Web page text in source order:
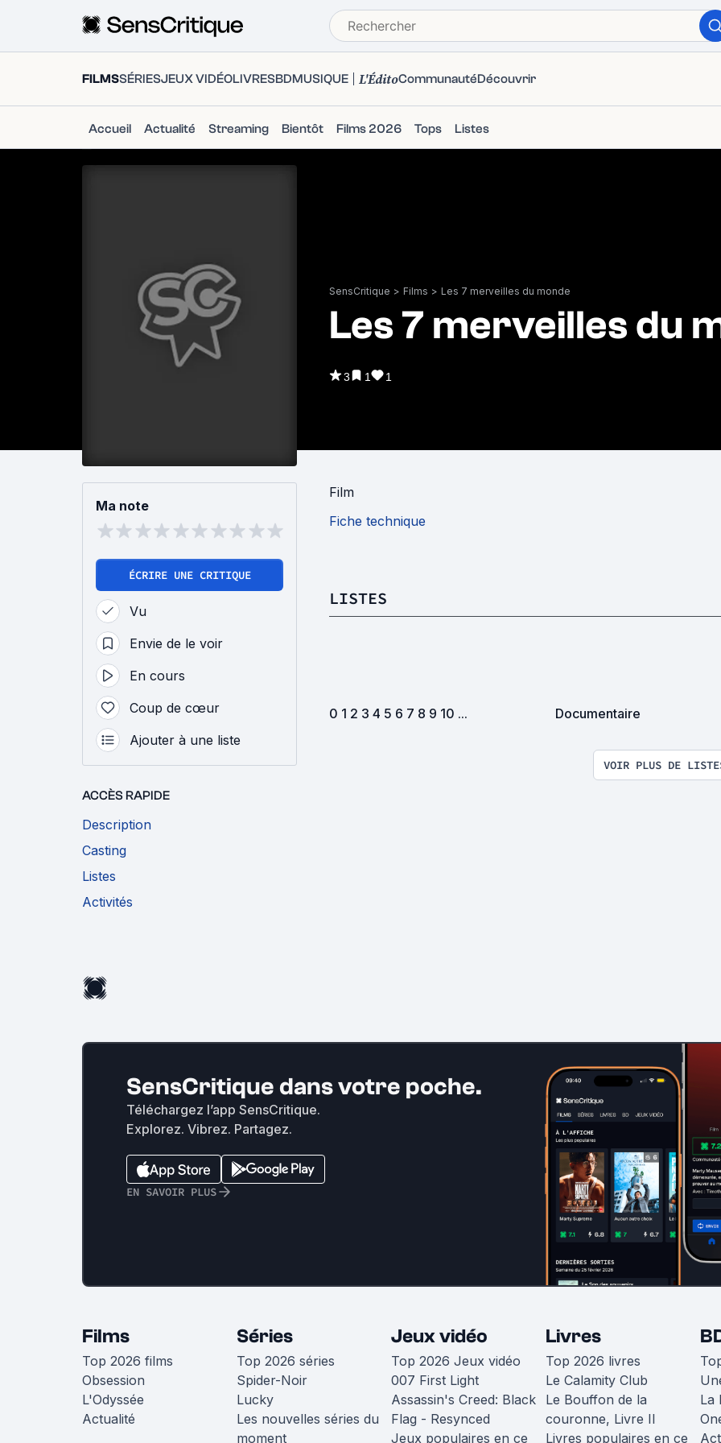
FILMSSÉRIESJEUX VIDÉOLIVRESBDMUSIQUE L'ÉditoCommunautéDécouvrir
Accueil Actualité Streaming Bientôt Films 2026 Tops Listes
SensCritique > Films > Les 7 merveilles du monde
Les 7 merveilles du
3 1 1
Ma note
ÉCRIRE UNE CRITIQUE
Vu
Envie de le voir
En cours
Coup de cœur
Ajouter à une liste
ACCÈS RAPIDE
Description
Casting
Listes
Activités
Film
Fiche technique
LISTES
0 1 2 3 4 5 6 7 8 9 10 ... Documentaire
VOIR PLUS DE
SensCritique dans votre poche.
Téléchargez l’app SensCritique.
Explorez. Vibrez. Partagez.
EN SAVOIR PLUS
Films
Top 2026 films
Obsession
L'Odyssée
Actualité
Séries
Top 2026 séries
Spider-Noir
Lucky
Les nouvelles séries du
moment
Jeux vidéo
Top 2026 Jeux vidéo
007 First Light
Assassin's Creed: Black
Flag - Resynced
Jeux populaires en ce
Livres
Top 2026 livres
Le Calamity Club
Le Bouffon de la
couronne, Livre II
Livres populaires en ce
La